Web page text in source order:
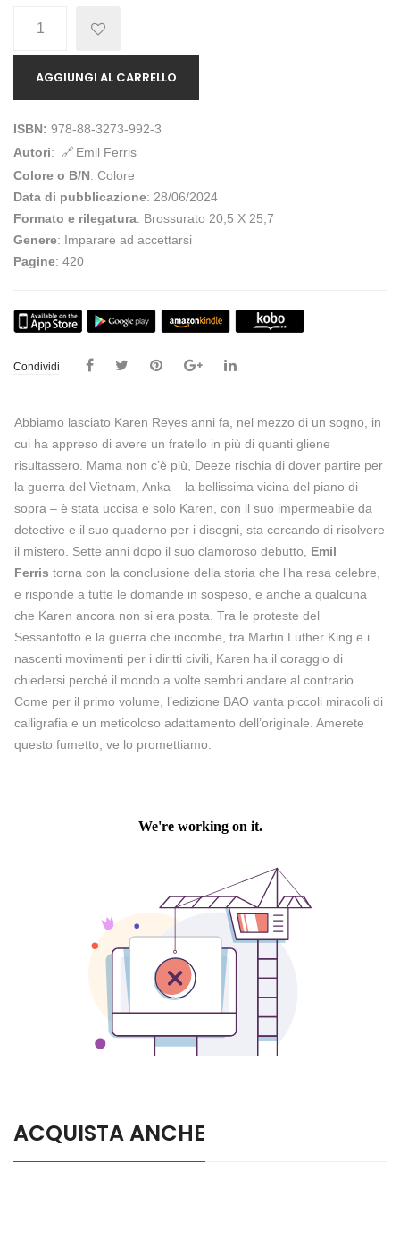
AGGIUNGI AL CARRELLO
ISBN: 978-88-3273-992-3
Autori:
Emil Ferris
Colore o B/N: Colore
Data di pubblicazione: 28/06/2024
Formato e rilegatura: Brossurato 20,5 X 25,7
Genere: Imparare ad accettarsi
Pagine: 420
Condividi
Abbiamo lasciato Karen Reyes anni fa, nel mezzo di un sogno, in
cui ha appreso di avere un fratello in più di quanti gliene
risultassero. Mama non c’è più, Deeze rischia di dover partire per
la guerra del Vietnam, Anka – la bellissima vicina del piano di
sopra – è stata uccisa e solo Karen, con il suo impermeabile da
detective e il suo quaderno per i disegni, sta cercando di risolvere
il mistero. Sette anni dopo il suo clamoroso debutto, Emil
Ferris torna con la conclusione della storia che l’ha resa celebre,
e risponde a tutte le domande in sospeso, e anche a qualcuna
che Karen ancora non si era posta. Tra le proteste del
Sessantotto e la guerra che incombe, tra Martin Luther King e i
nascenti movimenti per i diritti civili, Karen ha il coraggio di
chiedersi perché il mondo a volte sembri andare al contrario.
Come per il primo volume, l’edizione BAO vanta piccoli miracoli di
calligrafia e un meticoloso adattamento dell’originale. Amerete
questo fumetto, ve lo promettiamo.
ACQUISTA ANCHE